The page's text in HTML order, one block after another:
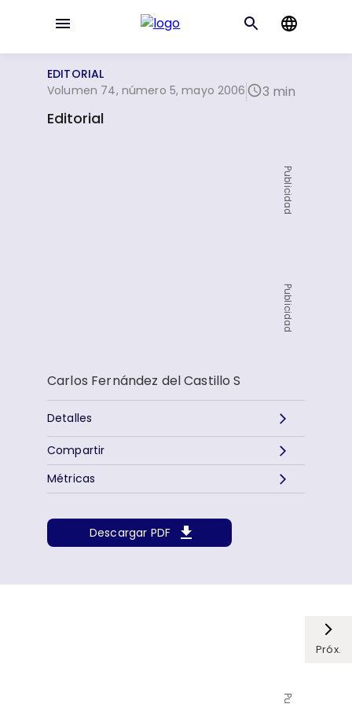
EDITORIAL
Volumen 74, número 5, mayo 2006
3 min
Editorial
Publicidad
Publicidad
Carlos Fernández del Castillo S
Detalles
Descargar PDF
Métricas
Compartir
Próx.